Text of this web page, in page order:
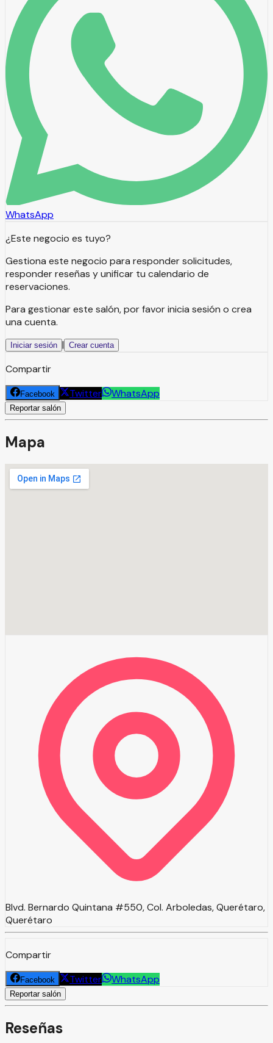
WhatsApp
¿Este negocio es tuyo?
Gestiona este negocio para responder solicitudes,
responder reseñas y unificar tu calendario de
reservaciones.
Para gestionar este salón, por favor inicia sesión o crea
una cuenta.
Iniciar sesión | Crear cuenta
Compartir
Facebook Twitter WhatsApp
Reportar salón
Mapa
Blvd. Bernardo Quintana #550, Col. Arboledas, Querétaro,
Querétaro
Compartir
Facebook Twitter WhatsApp
Reportar salón
Reseñas